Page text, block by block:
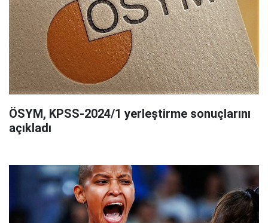
ÖSYM, KPSS-2024/1 yerleştirme sonuçlarını
açıkladı